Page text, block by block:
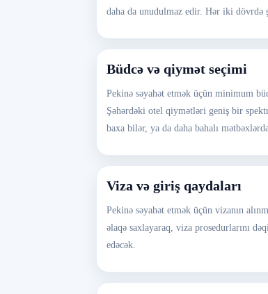
daha da unudulmaz edir. Hər iki
Büdcə və qiymət seçimi
Pekinə səyahət etmək üçün minimum
Şəhərdəki otel qiymətləri geniş bir
baxa bilər, ya da daha bahalı
Viza və giriş qaydaları
Pekinə səyahət etmək üçün vizanın
əlaqə saxlayaraq, viza prosedurlarını
edəcək.